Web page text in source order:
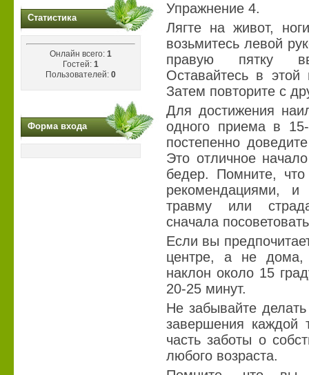
Статистика
Онлайн всего: 1
Гостей: 1
Пользователей: 0
Форма входа
Упражнение 4.
Лягте на живот,
возьмитесь левой
правую пятку
Оставайтесь в
Затем повторите с
Для достижения
одного приема в
постепенно
Это отличное
бедер. Помните,
рекомендациями,
травму или
сначала
Если вы
центре, а не дома,
наклон около 15
20-25 минут.
Не забывайте
завершения каждой
часть заботы о
любого возраста.